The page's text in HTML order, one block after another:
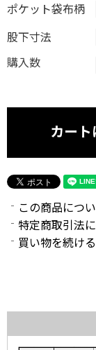
ポケット袋布柄
股下寸法
購入数
この商品につ
特定商取引法
買い物を続ける